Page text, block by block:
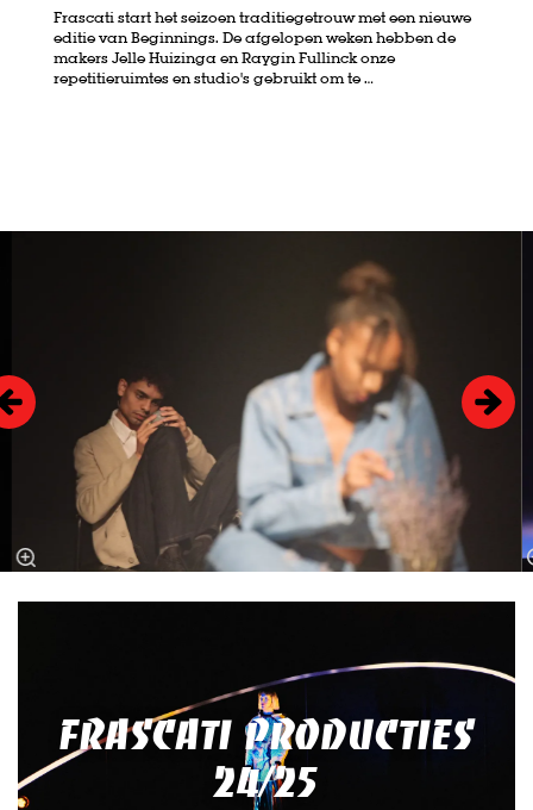
Frascati start het seizoen traditiegetrouw met een nieuwe
editie van Beginnings. De afgelopen weken hebben de
makers Jelle Huizinga en Raygin Fullinck onze
repetitieruimtes en studio's gebruikt om te …
FRASCATI PRODUCTIES
24/25